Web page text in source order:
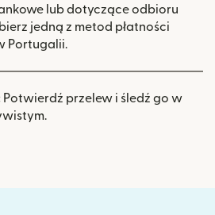
lub dotyczące odbioru
jedną z metod płatności
Portugalii.
Potwierdź przelew i śledź go w